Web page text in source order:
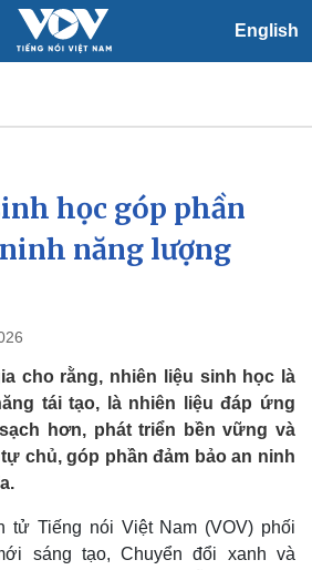
English
Xã hội
Tin 24h
Dự báo thời tiết
học góp phần
năng lượng
cho rằng, nhiên liệu sinh học là
tái tạo, là nhiên liệu đáp ứng
hơn, phát triển bền vững và
chủ, góp phần đảm bảo an ninh
tử Tiếng nói Việt Nam (VOV) phối
sáng tạo, Chuyển đổi xanh và